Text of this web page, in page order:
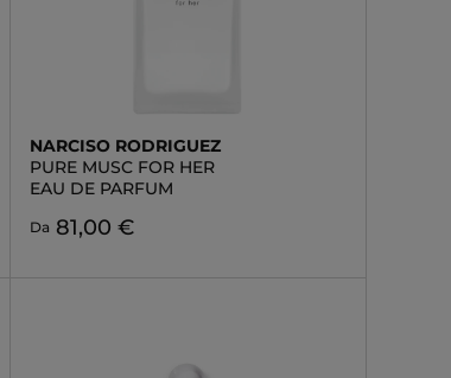
NARCISO RODRIGUEZ
PURE MUSC FOR HER
EAU DE PARFUM
Da 81,00 €